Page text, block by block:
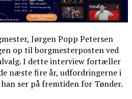
Jørgen Popp Petersen
op til borgmesterposten ved
I dette interview fortæller
næste fire år, udfordringerne i
ser på fremtiden for Tønder.